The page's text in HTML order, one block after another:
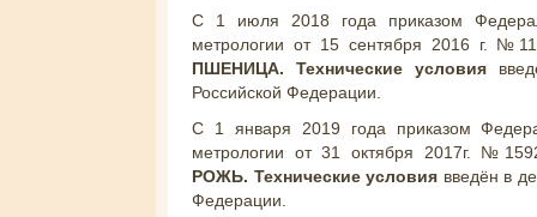
С 1 июля 2018 года приказом
метрологии от 15 сентября 2016 г.
ПШЕНИЦА. Технические условия
Российской Федерации.
С 1 января 2019 года приказом
метрологии от 31 октября 2017г.
РОЖЬ. Технические условия введён в
Федерации.